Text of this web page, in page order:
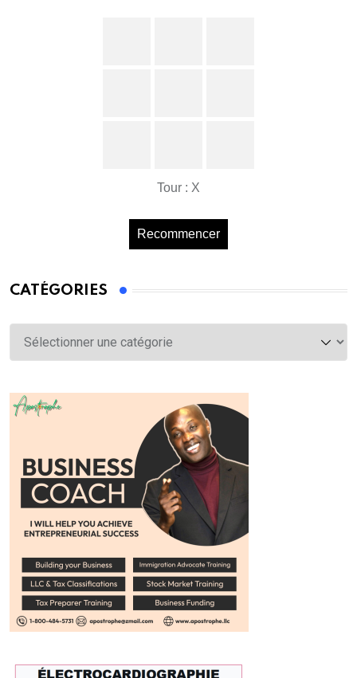
Tour : X
Recommencer
CATÉGORIES
Catégories